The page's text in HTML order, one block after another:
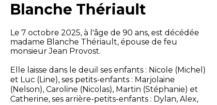
Blanche Thériault
Le 7 octobre 2025, à l'âge de 90 ans, est décédée
madame Blanche Thériault, épouse de feu
monsieur Jean Provost.
Elle laisse dans le deuil ses enfants : Nicole (Michel)
et Luc (Line), ses petits-enfants : Marjolaine
(Nelson), Caroline (Nicolas), Martin (Stéphanie) et
Catherine, ses arrière-petits-enfants : Dylan, Alex,